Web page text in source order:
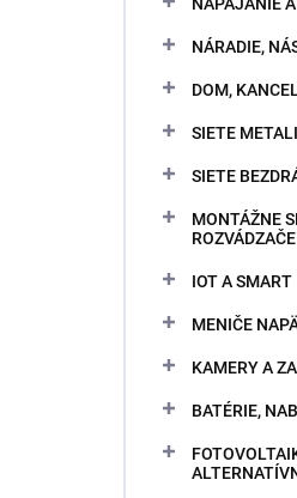
NÁRADIE,
DOM,
SIETE
SIETE
MONTÁŽNE
ROZVÁDZAČE
IOT A SMART
MENIČE
KAMERY A
BATÉRIE,